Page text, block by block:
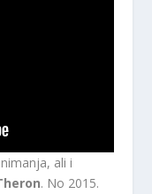
ali i
. No 2015.